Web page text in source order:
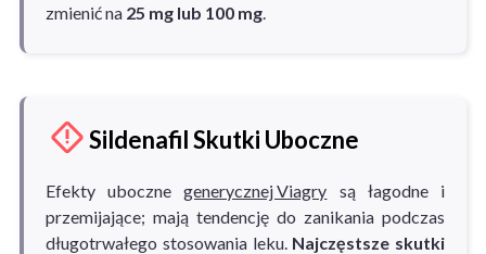
zmienić na 25 mg lub 100 mg
Sildenafil Skutki Uboczne
Efekty ubocznegenerycznej Viagry są łagodne i
przemijające; mają tendencję do zanikania podczas
długotrwałego stosowania leku. Najczęstsze skutki